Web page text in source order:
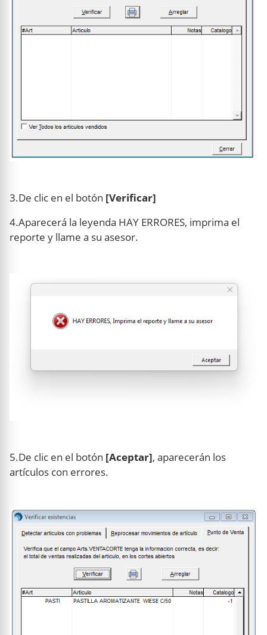
3.De clic en el botón [Verificar]
4.Aparecerá la leyenda HAY ERRORES, imprima el
reporte y llame a su asesor.
5.De clic en el botón [Aceptar], aparecerán los
artículos con errores.